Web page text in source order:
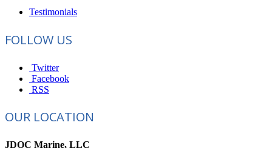
Testimonials
FOLLOW US
Twitter
Facebook
RSS
OUR LOCATION
JDOC Marine, LLC